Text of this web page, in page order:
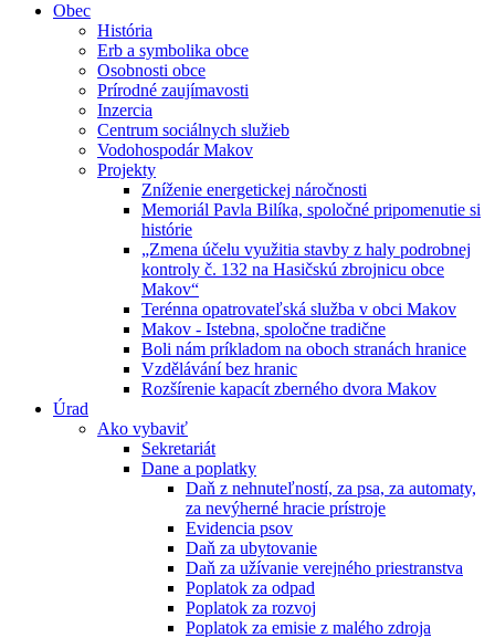
Obec
História
Erb a symbolika obce
Osobnosti obce
Prírodné zaujímavosti
Inzercia
Centrum sociálnych služieb
Vodohospodár Makov
Projekty
Zníženie energetickej náročnosti
Memoriál Pavla Bilíka, spoločné pripomenutie si
histórie
„Zmena účelu využitia stavby z haly podrobnej
kontroly č. 132 na Hasičskú zbrojnicu obce
Makov“
Terénna opatrovateľská služba v obci Makov
Makov - Istebna, spoločne tradične
Boli nám príkladom na oboch stranách hranice
Vzdělávání bez hranic
Rozšírenie kapacít zberného dvora Makov
Úrad
Ako vybaviť
Sekretariát
Dane a poplatky
Daň z nehnuteľností, za psa, za automaty,
za nevýherné hracie prístroje
Evidencia psov
Daň za ubytovanie
Daň za užívanie verejného priestranstva
Poplatok za odpad
Poplatok za rozvoj
Poplatok za emisie z malého zdroja